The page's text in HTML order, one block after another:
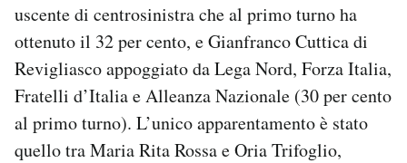
uscente di centrosinistra che al primo turno ha
ottenuto il 32 per cento, e Gianfranco Cuttica di
Revigliasco appoggiato da Lega Nord, Forza Italia,
Fratelli d’Italia e Alleanza Nazionale (30 per cento
al primo turno). L’unico apparentamento è stato
quello tra Maria Rita Rossa e Oria Trifoglio,